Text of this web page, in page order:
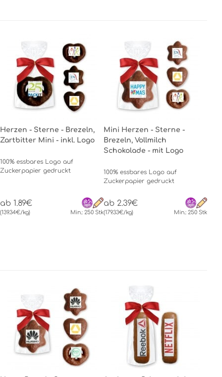
Herzen - Sterne - Brezeln,
Zartbitter Mini - inkl. Logo
100% essbares Logo auf
Zuckerpapier gedruckt
ab 1.89€
(139.34€/kg) Min.: 250 Stk
Mini Herzen - Sterne -
Brezeln, Vollmilch
Schokolade - mit Logo
100% essbares Logo auf
Zuckerpapier gedruckt
ab 2.39€
(179.33€/kg) Min.: 250 Stk